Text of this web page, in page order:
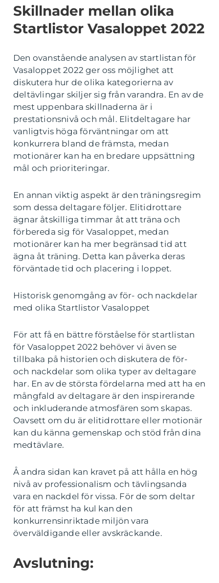
Skillnader mellan olika
Startlistor Vasaloppet 2022
Den ovanstående analysen av startlistan för
Vasaloppet 2022 ger oss möjlighet att
diskutera hur de olika kategorierna av
deltävlingar skiljer sig från varandra. En av de
mest uppenbara skillnaderna är i
prestationsnivå och mål. Elitdeltagare har
vanligtvis höga förväntningar om att
konkurrera bland de främsta, medan
motionärer kan ha en bredare uppsättning
mål och prioriteringar.
En annan viktig aspekt är den träningsregim
som dessa deltagare följer. Elitidrottare
ägnar åtskilliga timmar åt att träna och
förbereda sig för Vasaloppet, medan
motionärer kan ha mer begränsad tid att
ägna åt träning. Detta kan påverka deras
förväntade tid och placering i loppet.
Historisk genomgång av för- och nackdelar
med olika Startlistor Vasaloppet
För att få en bättre förståelse för startlistan
för Vasaloppet 2022 behöver vi även se
tillbaka på historien och diskutera de för-
och nackdelar som olika typer av deltagare
har. En av de största fördelarna med att ha en
mångfald av deltagare är den inspirerande
och inkluderande atmosfären som skapas.
Oavsett om du är elitidrottare eller motionär
kan du känna gemenskap och stöd från dina
medtävlare.
Å andra sidan kan kravet på att hålla en hög
nivå av professionalism och tävlingsanda
vara en nackdel för vissa. För de som deltar
för att främst ha kul kan den
konkurrensinriktade miljön vara
överväldigande eller avskräckande.
Avslutning: